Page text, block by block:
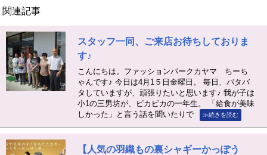
関連記事
スタッフ一同、ご来店お待ちしておりま
す♪
こんにちは。ファッションパークカヤマ ちーち
ゃんです♪ 今日は4月1５日金曜日。 毎日、バタバ
タしていますが、頑張りたいと思います♪ 我が子は
小1の三男坊が、ピカピカの一年生。 「給食が美味
しかった」と言う話を聞いたりで
≫続きを読む
【人気の羽織もの裏シャギーかっぽう